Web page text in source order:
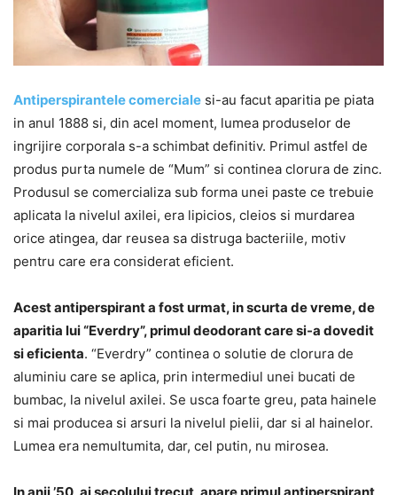
Antiperspirantele comerciale si-au facut aparitia pe piata
in anul 1888 si, din acel moment, lumea produselor de
ingrijire corporala s-a schimbat definitiv. Primul astfel de
produs purta numele de “Mum” si continea clorura de zinc.
Produsul se comercializa sub forma unei paste ce trebuie
aplicata la nivelul axilei, era lipicios, cleios si murdarea
orice atingea, dar reusea sa distruga bacteriile, motiv
pentru care era considerat eficient.
Acest antiperspirant a fost urmat, in scurta de vreme, de
aparitia lui “Everdry”, primul deodorant care si-a dovedit
si eficienta. “Everdry” continea o solutie de clorura de
aluminiu care se aplica, prin intermediul unei bucati de
bumbac, la nivelul axilei. Se usca foarte greu, pata hainele
si mai producea si arsuri la nivelul pielii, dar si al hainelor.
Lumea era nemultumita, dar, cel putin, nu mirosea.
In anii ’50, ai secolului trecut, apare primul antiperspirant